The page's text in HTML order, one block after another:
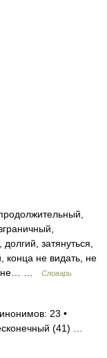
затянуться,
конца не видать, не
не… …
Словарь
23 •
(41) …